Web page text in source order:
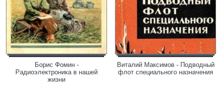
Борис Фомин -
Радиоэлектроника в нашей
жизни
Виталий Максимов - Подводный
флот специального назначения